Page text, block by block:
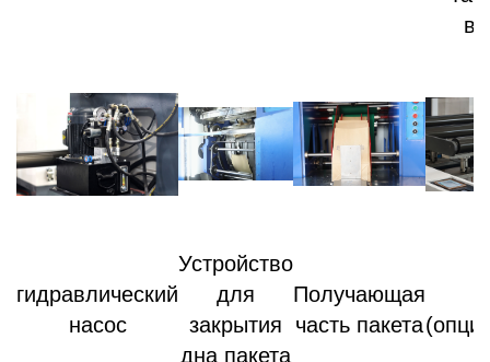
гидравлический
насос
Устройство
для
закрытия
дна пакета
Получающая
часть пакета